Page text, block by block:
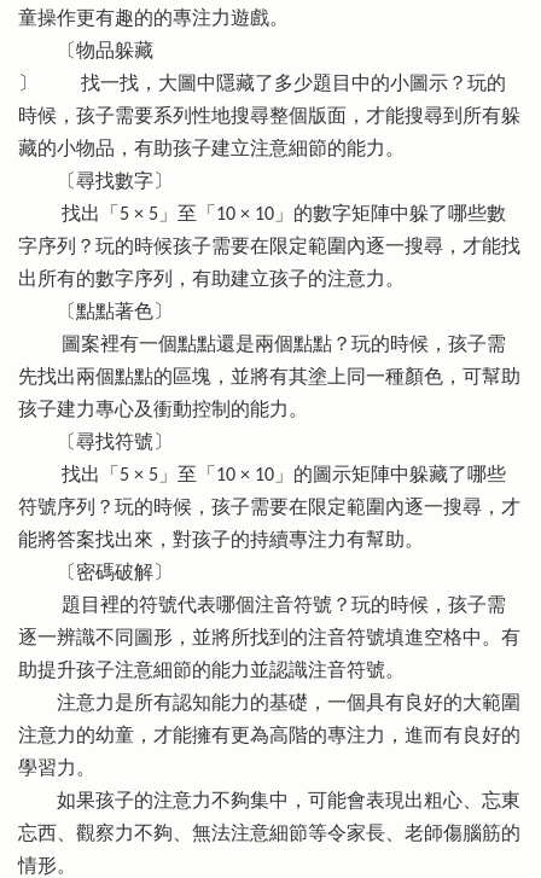
童操作更有趣的的專注力遊戲。
〔物品躲藏
〕 找一找，大圖中隱藏了多少題目中的小圖示？玩的
時候，孩子需要系列性地搜尋整個版面，才能搜尋到所有躲
藏的小物品，有助孩子建立注意細節的能力。
〔尋找數字〕
找出「5 × 5」至「10 × 10」的數字矩陣中躲了哪些數
字序列？玩的時候孩子需要在限定範圍內逐一搜尋，才能找
出所有的數字序列，有助建立孩子的注意力。
〔點點著色〕
圖案裡有一個點點還是兩個點點？玩的時候，孩子需
先找出兩個點點的區塊，並將有其塗上同一種顏色，可幫助
孩子建力專心及衝動控制的能力。
〔尋找符號〕
找出「5 × 5」至「10 × 10」的圖示矩陣中躲藏了哪些
符號序列？玩的時候，孩子需要在限定範圍內逐一搜尋，才
能將答案找出來，對孩子的持續專注力有幫助。
〔密碼破解〕
題目裡的符號代表哪個注音符號？玩的時候，孩子需
逐一辨識不同圖形，並將所找到的注音符號填進空格中。有
助提升孩子注意細節的能力並認識注音符號。
注意力是所有認知能力的基礎，一個具有良好的大範圍
注意力的幼童，才能擁有更為高階的專注力，進而有良好的
學習力。
如果孩子的注意力不夠集中，可能會表現出粗心、忘東
忘西、觀察力不夠、無法注意細節等令家長、老師傷腦筋的
情形。